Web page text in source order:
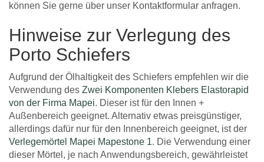
können Sie gerne über unser Kontaktformular anfragen.
Hinweise zur Verlegung des
Porto Schiefers
Aufgrund der Ölhaltigkeit des Schiefers empfehlen wir die
Verwendung des Zwei Komponenten Klebers Elastorapid
von der Firma Mapei. Dieser ist für den Innen +
Außenbereich geeignet. Alternativ etwas preisgünstiger,
allerdings dafür nur für den Innenbereich geeignet, ist der
Verlegemörtel Mapei Mapestone 1. Die Verwendung einer
dieser Mörtel, je nach Anwendungsbereich, gewährleistet